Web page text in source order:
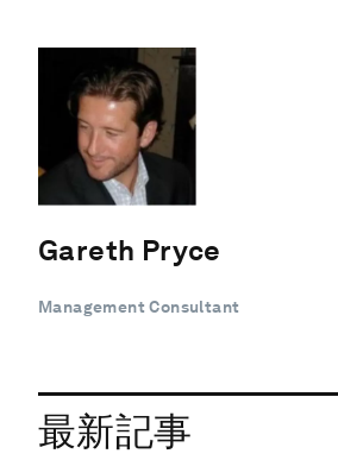
Gareth Pryce
Management Consultant
最新記事